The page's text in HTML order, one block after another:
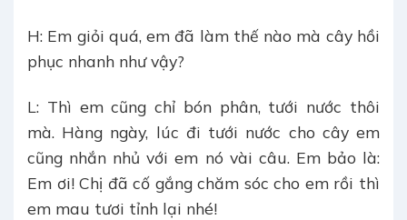
H: Em giỏi quá, em đã làm thế nào mà cây hồi
phục nhanh như vậy?
L: Thì em cũng chỉ bón phân, tưới nước thôi
mà. Hàng ngày, lúc đi tưới nước cho cây em
cũng nhắn nhủ với em nó vài câu. Em bảo là:
Em ơi! Chị đã cố gắng chăm sóc cho em rồi thì
em mau tươi tỉnh lại nhé!